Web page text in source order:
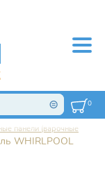
0
панели (варочные
WHIRLPOOL